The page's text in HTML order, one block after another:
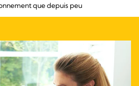
que depuis peu